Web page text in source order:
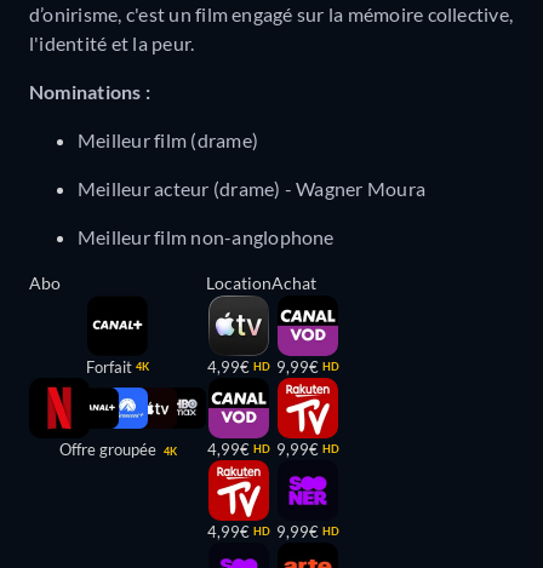
d’onirisme, c'est un film engagé sur la mémoire collective,
l'identité et la peur.
Nominations :
Meilleur film (drame)
Meilleur acteur (drame) - Wagner Moura
Meilleur film non-anglophone
Abo
Forfait 4K
Offre groupée 4K
Location
4,99€ HD
4,99€ HD
4,99€ HD
Achat
9,99€ HD
9,99€ HD
9,99€ HD